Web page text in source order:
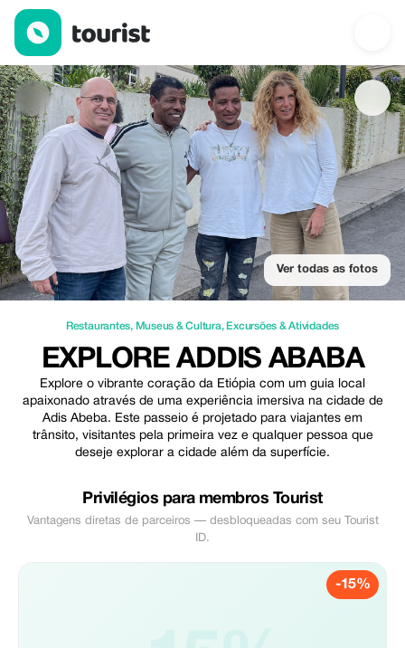
Explore Addis Ababa — Restaurantes | Up to 20% off | Tourist
Ver todas as fotos
Restaurantes, Museus & Cultura, Excursões & Atividades
EXPLORE ADDIS ABABA
Explore o vibrante coração da Etiópia com um guia local
apaixonado através de uma experiência imersiva na cidade de
Adis Abeba. Este passeio é projetado para viajantes em
trânsito, visitantes pela primeira vez e qualquer pessoa que
deseje explorar a cidade além da superfície.
Privilégios para membros Tourist
Vantagens diretas de parceiros — desbloqueadas com seu Tourist
ID.
-15%